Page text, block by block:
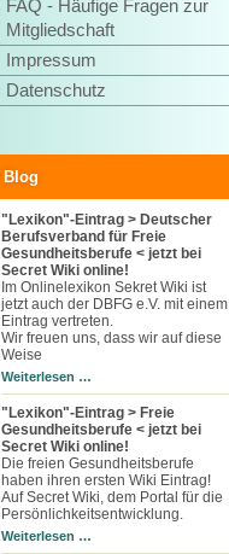
FAQ - Häufige Fragen zur
Mitgliedschaft
Impressum
Datenschutz
Blog
"Lexikon"-Eintrag > Deutscher
Berufsverband für Freie
Gesundheitsberufe < jetzt bei
Secret Wiki online!
Im Onlinelexikon Sekret Wiki ist
jetzt auch der DBFG e.V. mit einem
Eintrag vertreten.
Wir freuen uns, dass wir auf diese
Weise
Weiterlesen …
"Lexikon"-Eintrag > Freie
Gesundheitsberufe < jetzt bei
Secret Wiki online!
Die freien Gesundheitsberufe
haben ihren ersten Wiki Eintrag!
Auf Secret Wiki, dem Portal für die
Persönlichkeitsentwicklung.
Weiterlesen …